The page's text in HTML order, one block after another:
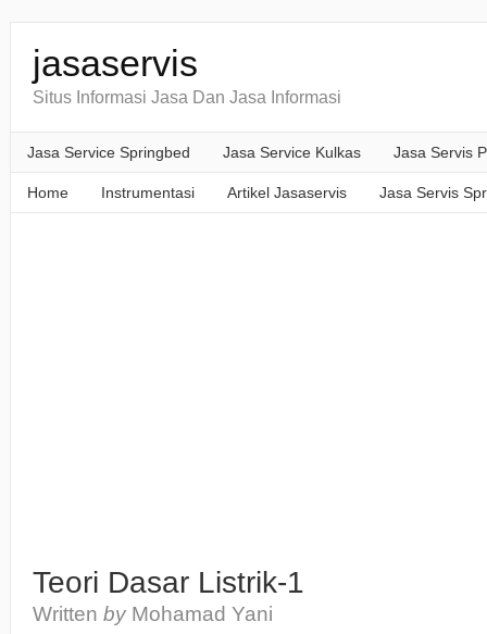
jasaservis
Situs Informasi Jasa Dan Jasa Informasi
Jasa Service Springbed Jasa Service Kulkas Jasa Servis
Home Instrumentasi Artikel Jasaservis Jasa Servis
Teori Dasar Listrik-1
Written by Mohamad Yani